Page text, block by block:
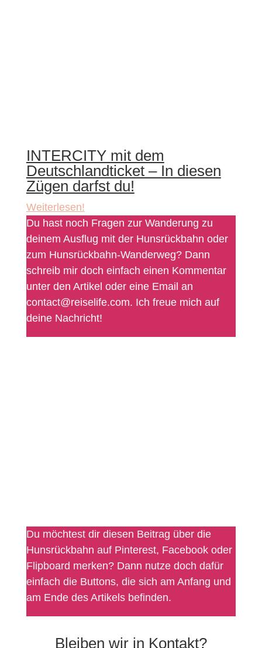
INTERCITY mit dem
Deutschlandticket – In diesen
Zügen darfst du!
Weiterlesen!
Du hast noch Fragen zur Wanderung zu
deinem Ausflug mit der Hunsrückbahn oder
zum Hunsrückbahn-Wanderweg? Dann
schreib mir doch einfach einen Kommentar
unter den Artikel oder eine Email an
contact@reiselife.com. Ich freue mich auf
deine Nachricht!
Du möchtest dir diesen Beitrag über die
Hunsrückbahn auf Pinterest, Facebook oder
Flipboard merken? Dann nutze doch dafür
einfach die Buttons, die sich am Anfang und
am Ende des Artikels befinden.
Bleiben wir in Kontakt?